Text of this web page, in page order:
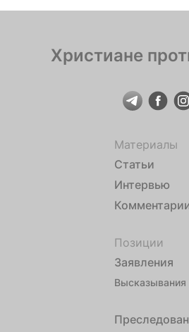
Христиане
Материалы
Статьи
Интервью
Позиции
Заявления
Высказывания